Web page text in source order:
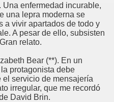
Una enfermedad incurable,
una lepra moderna se
a vivir apartados de todo y
A pesar de ello, subsisten
relato.
Bear (**). En un
protagonista debe
el servicio de mensajería
irregular, que me recordó
David Brin.